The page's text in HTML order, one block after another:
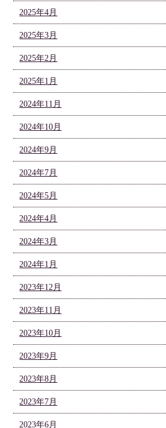
2025年4月
2025年3月
2025年2月
2025年1月
2024年11月
2024年10月
2024年9月
2024年7月
2024年5月
2024年4月
2024年3月
2024年1月
2023年12月
2023年11月
2023年10月
2023年9月
2023年8月
2023年7月
2023年6月